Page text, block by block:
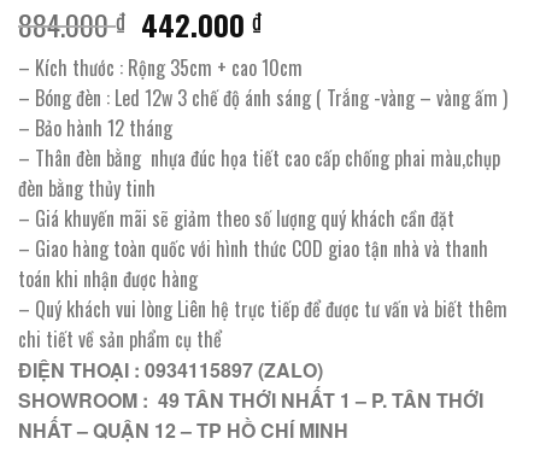
884.000₫ Giá
gốc
là:
884.000 ₫.
442.000₫Giá
hiện
tại
là:
442.000 ₫.
– Kích thước : Rộng 35cm + cao 10cm
– Bóng đèn : Led 12w 3 chế độ ánh sáng ( Trắng -vàng – vàng ấm )
– Bảo hành 12 tháng
– Thân đèn bằng nhựa đúc họa tiết cao cấp chống phai màu,chụp
đèn bằng thủy tinh
– Giá khuyến mãi sẽ giảm theo số lượng quý khách cần đặt
– Giao hàng toàn quốc với hình thức COD giao tận nhà và thanh
toán khi nhận được hàng
– Quý khách vui lòng Liên hệ trực tiếp để được tư vấn và biết thêm
chi tiết về sản phẩm cụ thể
ĐIỆN THOẠI : 0934115897 (ZALO)
SHOWROOM : 49 TÂN THỚI NHẤT 1 – P. TÂN THỚI
NHẤT – QUẬN 12 – TP HỒ CHÍ MINH